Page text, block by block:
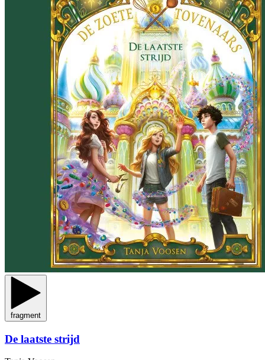
fragment
De laatste strijd